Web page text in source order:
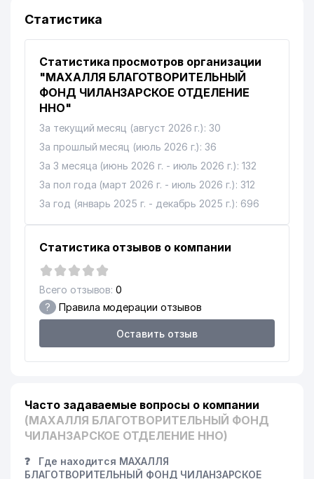
10 CHERSI ООО
ЧИЛАНЗАРСКИЙ ФИЛИАЛ
12 INTER CAPITAL СП ООО 532 м
13
РЕСПУБЛИКАНСКИЙ
СПЕЦИАЛИЗИРОВАННЫЙ
ЦЕНТР ХИРУРГИИ им.
АКАДЕМИКА В.В. ВАХИДОВА
14
КАДАСТРОВОЕ АГЕНТСТВО
НАЛОГОВОМ КОМИТЕТЕ
РЕСПУБЛИКИ УЗБЕКИСТАН
595 м
УЗБЕКИНВЕСТ АССИСТАНС
СЕРВИСНОЕ АГЕНТСТВО
16
ТАШКЕНТСКИЙ
ГОСУДАРСТВЕННЫЙ
ПЕДАГОГИЧЕСКИЙ
УНИВЕРСИТЕТ им. НИЗАМИ
18
ОБЩЕОБРАЗОВАТЕЛЬНАЯ
СРЕДНЯЯ ШКОЛА №164
629 м
19
ТАШКЕНТА
Статистика
Статистика просмотров организации
"МАХАЛЛЯ БЛАГОТВОРИТЕЛЬНЫЙ
ФОНД ЧИЛАНЗАРСКОЕ ОТДЕЛЕНИЕ
ННО"
За текущий месяц (август 2026 г.): 30
За прошлый месяц (июль 2026 г.): 36
За 3 месяца (июнь 2026 г. - июль 2026 г.): 132
За пол года (март 2026 г. - июль 2026 г.): 312
За год (январь 2025 г. - декабрь 2025 г.): 696
Статистика отзывов о компании
Всего отзывов: 0
? Правила модерации отзывов
Оставить отзыв
Часто задаваемые вопросы о компании
(МАХАЛЛЯ БЛАГОТВОРИТЕЛЬНЫЙ ФОНД
ЧИЛАНЗАРСКОЕ ОТДЕЛЕНИЕ ННО)
❓
Где находится МАХАЛЛЯ
БЛАГОТВОРИТЕЛЬНЫЙ ФОНД ЧИЛАНЗАРСКОЕ